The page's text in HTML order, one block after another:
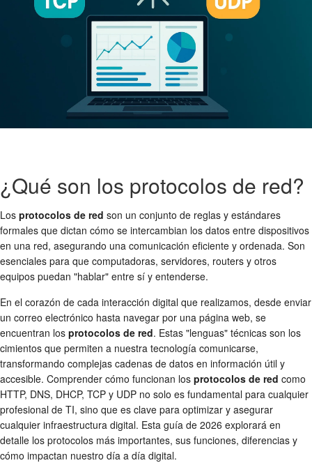
¿Qué son los protocolos de red?
Los protocolos de red son un conjunto de reglas y estándares
formales que dictan cómo se intercambian los datos entre dispositivos
en una red, asegurando una comunicación eficiente y ordenada. Son
esenciales para que computadoras, servidores, routers y otros
equipos puedan "hablar" entre sí y entenderse.
En el corazón de cada interacción digital que realizamos, desde enviar
un correo electrónico hasta navegar por una página web, se
encuentran los protocolos de red. Estas "lenguas" técnicas son los
cimientos que permiten a nuestra tecnología comunicarse,
transformando complejas cadenas de datos en información útil y
accesible. Comprender cómo funcionan los protocolos de red como
HTTP, DNS, DHCP, TCP y UDP no solo es fundamental para cualquier
profesional de TI, sino que es clave para optimizar y asegurar
cualquier infraestructura digital. Esta guía de 2026 explorará en
detalle los protocolos más importantes, sus funciones, diferencias y
cómo impactan nuestro día a día digital.